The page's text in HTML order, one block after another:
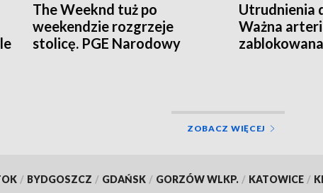
The Weeknd tuż po
weekendzie rozgrzeje
stolicę. PGE Narodowy
Utrudnienia
Ważna
ZOBACZ WIĘCEJ
/ BYDGOSZCZ / GDAŃSK / GORZÓW WLKP. / KATOWICE /